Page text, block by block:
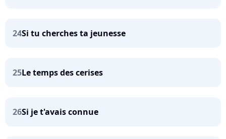
24Si tu cherches ta jeunesse
25Le temps des cerises
26Si je t'avais connue